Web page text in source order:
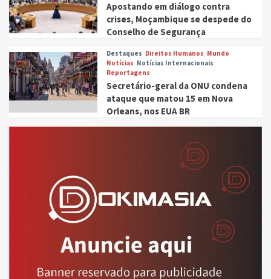
Apostando em diálogo contra
crises, Moçambique se despede do
Conselho de Segurança
Destaques Direitos Humanos Mundo
Notícias Notícias Internacionais
Reportagens
Secretário-geral da ONU condena
ataque que matou 15 em Nova
Orleans, nos EUA BR